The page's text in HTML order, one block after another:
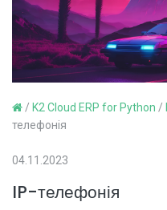
/ K2 Cloud ERP for Python /
телефонія
04.11.2023
IP-телефонія